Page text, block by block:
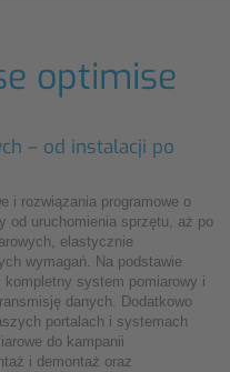
optimise
– od instalacji po
i rozwiązania programowe o
od uruchomienia sprzętu, aż po
elastycznie
wymagań. Na podstawie
system pomiarowy i
danych. Dodatkowo
portalach i systemach
do kampanii
i demontaż oraz